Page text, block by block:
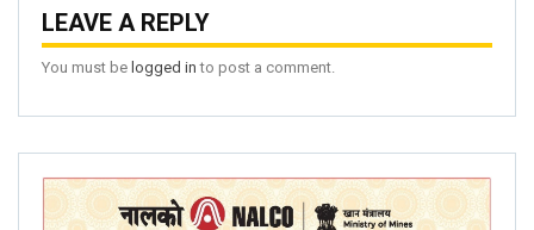
LEAVE A REPLY
You must be logged in to post a comment.